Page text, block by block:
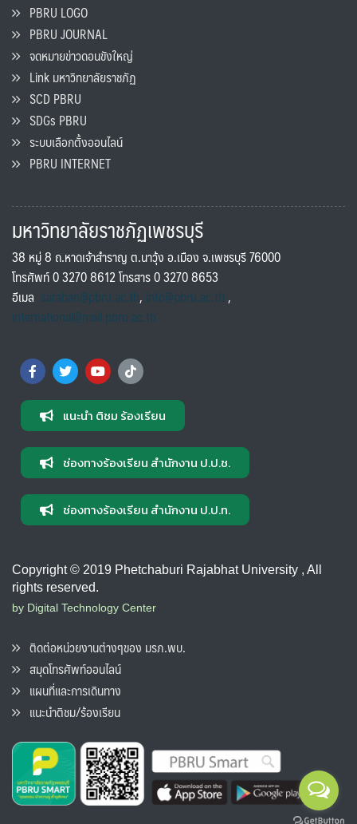
PBRU LOGO
PBRU JOURNAL
จดหมายข่าวดอนขังใหญ่
Link มหาวิทยาลัยราชภัฏ
SCD PBRU
SDGs PBRU
ระบบเลือกตั้งออนไลน์
PBRU INTERNET
มหาวิทยาลัยราชภัฏเพชรบุรี
38 หมู่ 8 ถ.หาดเจ้าสำราญ ต.นาวุ้ง อ.เมือง จ.เพชรบุรี 76000
โทรศัพท์ 0 3270 8612 โทรสาร 0 3270 8653
อีเมล saraban@pbru.ac.th, info@pbru.ac.th,
international@mail.pbru.ac.th
แนะนำ ติชม ร้องเรียน
ช่องทางร้องเรียน สำนักงาน ป.ป.ช.
ช่องทางร้องเรียน สำนักงาน ป.ป.ท.
Copyright © 2019 Phetchaburi Rajabhat University , All
rights reserved.
by Digital Technology Center
ติดต่อหน่วยงานต่างๆของ มรภ.พบ.
สมุดโทรศัพท์ออนไลน์
แผนที่และการเดินทาง
แนะนำติชม/ร้องเรียน